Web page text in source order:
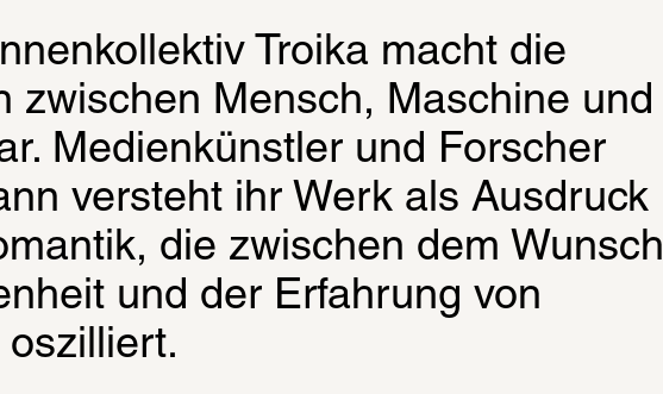
Troika macht die
zwischen Mensch, Maschine und
Medienkünstler und Forscher
versteht ihr Werk als Ausdruck
die zwischen dem Wunsch
und der Erfahrung von
oszilliert.